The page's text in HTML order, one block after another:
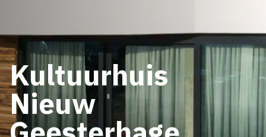
Kultuurhuis
Nieuw